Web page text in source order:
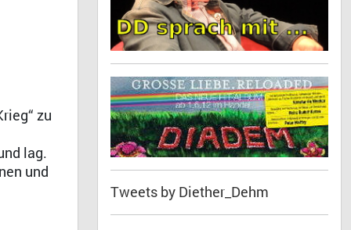
zu
lag.
und
Tweets by Diether_Dehm